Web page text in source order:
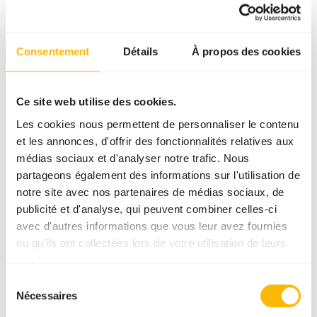
Consentement Détails À propos des cookies
Ce site web utilise des cookies.
Les cookies nous permettent de personnaliser le contenu
et les annonces, d'offrir des fonctionnalités relatives aux
médias sociaux et d'analyser notre trafic. Nous
partageons également des informations sur l'utilisation de
notre site avec nos partenaires de médias sociaux, de
publicité et d'analyse, qui peuvent combiner celles-ci
avec d'autres informations que vous leur avez fournies
ou qu'ils ont collectées lors de votre utilisation de leurs
Nécessaires
À propos de ce produit
Ce mélange KB ne contient que du boeuf comme source de
protéines. Le mélange ne contient que des ingrédients
naturels, sans additifs artificiels. Ce mélange n'est pas
complet en soi, il est nécessaire de varier pour un régime
nécessaire. Pour des conseils d'alimentation, voir
. Ce produit est une alimentation animale
www.feed-raw-right.eu